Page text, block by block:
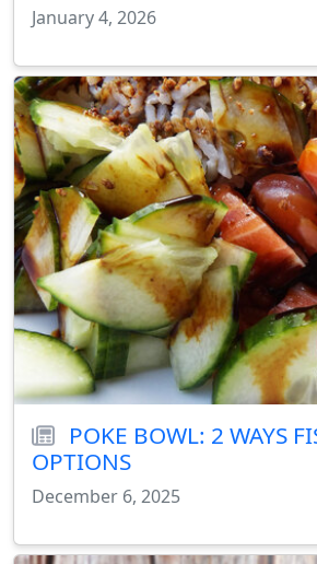
January 4, 2026
POKE BOWL: 2 WAYS
OPTIONS
December 6, 2025